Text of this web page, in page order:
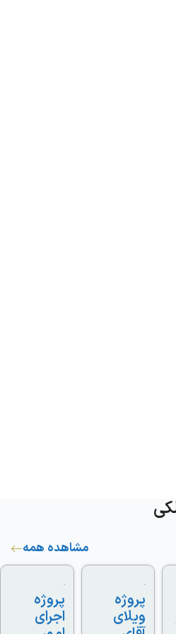
مشاهده همه
پروژه
ویلای
پروژه
اجرای